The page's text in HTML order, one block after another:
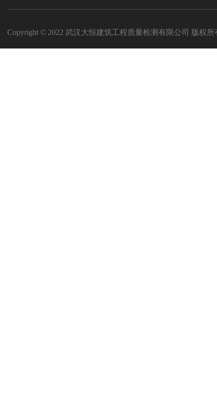
Copyright © 2022 武汉大恒建筑工程质量检测有限公司 版权